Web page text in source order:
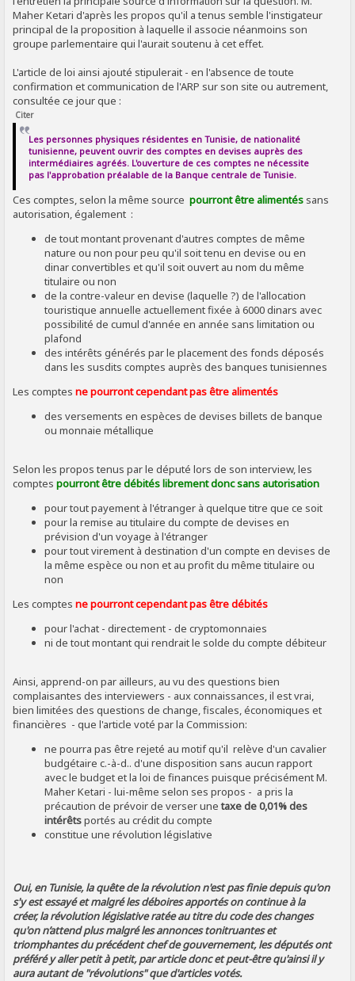
Maher Ketari d'après les propos qu'il a tenus semble l'instigateur
principal de la proposition à laquelle il associe néanmoins son
groupe parlementaire qui l'aurait soutenu à cet effet.
L'article de loi ainsi ajouté stipulerait - en l'absence de toute
confirmation et communication de l'ARP sur son site ou autrement,
consultée ce jour que :
Citer
Les personnes physiques résidentes en Tunisie, de nationalité
tunisienne, peuvent ouvrir des comptes en devises auprès des
intermédiaires agréés. L'ouverture de ces comptes ne nécessite
pas l'approbation préalable de la Banque centrale de Tunisie.
Ces comptes, selon la même sourcepourront être alimentés sans
autorisation, également :
de tout montant provenant d'autres comptes de même
nature ou non pour peu qu'il soit tenu en devise ou en
dinar convertibles et qu'il soit ouvert au nom du même
titulaire ou non
de la contre-valeur en devise (laquelle ?) de l'allocation
touristique annuelle actuellement fixée à 6000 dinars avec
possibilité de cumul d'année en année sans limitation ou
plafond
des intérêts générés par le placement des fonds déposés
dans les susdits comptes auprès des banques tunisiennes
Les comptesne pourront cependant pas être alimentés
des versements en espèces de devises billets de banque
ou monnaie métallique
Selon les propos tenus par le député lors de son interview, les
comptespourront être débités librement donc sans autorisation
pour tout payement à l'étranger à quelque titre que ce soit
pour la remise au titulaire du compte de devises en
prévision d'un voyage à l'étranger
pour tout virement à destination d'un compte en devises de
la même espèce ou non et au profit du même titulaire ou
non
Les comptesne pourront cependant pas être débités
pour l'achat - directement - de cryptomonnaies
ni de tout montant qui rendrait le solde du compte débiteur
Ainsi, apprend-on par ailleurs, au vu des questions bien
complaisantes des interviewers - aux connaissances, il est vrai,
bien limitées des questions de change, fiscales, économiques et
financières - que l'article voté par la Commission:
ne pourra pas être rejeté au motif qu'il relève d'un cavalier
budgétaire c.-à-d.. d'une disposition sans aucun rapport
avec le budget et la loi de finances puisque précisément M.
Maher Ketari - lui-même selon ses propos - a pris la
précaution de prévoir de verser unetaxe de 0,01% des
intérêtsportés au crédit du compte
constitue une révolution législative
Oui, en Tunisie, la quête de la révolution n'est pas finie depuis qu'on
s'y est essayé et malgré les déboires apportés on continue à la
créer, la révolution législative ratée au titre du code des changes
qu'on n’attend plus malgré les annonces tonitruantes et
triomphantes du précédent chef de gouvernement, les députés ont
préféré y aller petit à petit, par article donc et peut-être qu'ainsi il y
aura autant de "révolutions" que d'articles votés.